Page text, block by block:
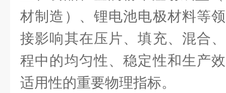
材制造）、锂电池电极材料等
接影响其在压片、填充、混合
程中的均匀性、稳定性和生产
适用性的重要物理指标。